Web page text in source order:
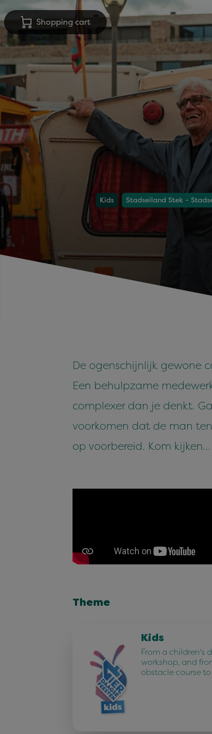
Shopping cart
Kids Stadseiland Stek -
De ogenschijnlijk gewone
Een behulpzame
complexer dan je denkt.
voorkomen dat de man
op voorbereid. Kom
Theme
Kids
From a children's
workshop, and
obstacle course